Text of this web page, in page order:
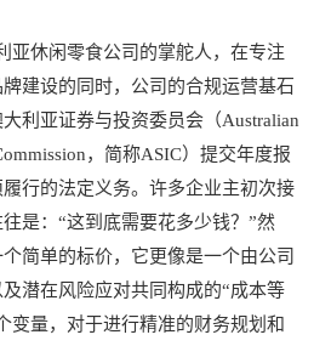
休闲零食公司的掌舵人，在专注
建设的同时，公司的合规运营基石
利亚证券与投资委员会（Australian
，简称ASIC）提交年度报
行的法定义务。许多企业主初次接
是：“这到底需要花多少钱？”然
简单的标价，它更像是一个由公司
潜在风险应对共同构成的“成本等
变量，对于进行精准的财务规划和